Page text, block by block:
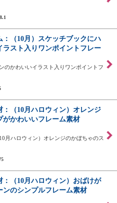
：（10月）スケッチブックにハ
ラスト入りワンポイントフレー
のかわいいイラスト入りワンポイントフ
（10月ハロウィン）オレンジ
がかわいいフレーム素材
月ハロウィン）オレンジのかぼちゃのス
（10月ハロウィン）おばけが
ンのシンプルフレーム素材